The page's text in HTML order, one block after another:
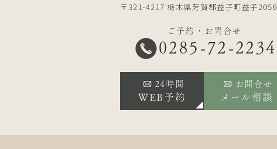
〒321-4217 栃木県芳賀郡益子町益子2056
ご予約・お問合せ
0285-72-2234
24時間
WEB予約
お問合せ
メール相談